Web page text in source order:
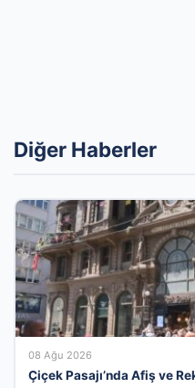
Diğer Haberler
08 Ağu 2026
Çiçek Pasajı’nda Afiş ve